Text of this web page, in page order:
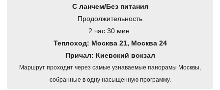
С ланчем/Без питания
Продолжительность
2 час 30 мин.
Теплоход: Москва 21, Москва 24
Причал: Киевский вокзал
Маршрут проходит через самые узнаваемые панорамы Москвы,
собранные в одну насыщенную программу.